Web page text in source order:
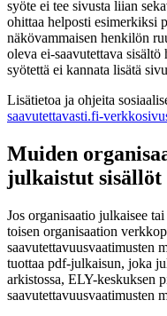
syöte ei tee sivusta liian
ohittaa helposti esimerkiksi
näkövammaisen henkilön
oleva ei-saavutettava
syötettä ei kannata lisätä
Lisätietoa ja ohjeita
saavutettavasti.fi-
Muiden
julkaistut sisällöt
Jos organisaatio julkaisee
toisen organisaation
saavutettavuusvaatimusten
tuottaa pdf-julkaisun, joka
arkistossa, ELY-keskuksen
saavutettavuusvaatimusten